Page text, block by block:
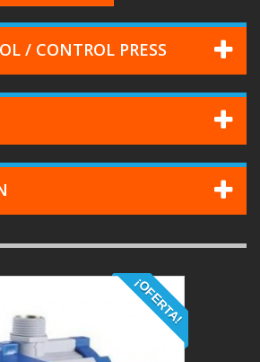
/ CONTROL PRESS
¡OFERTA!